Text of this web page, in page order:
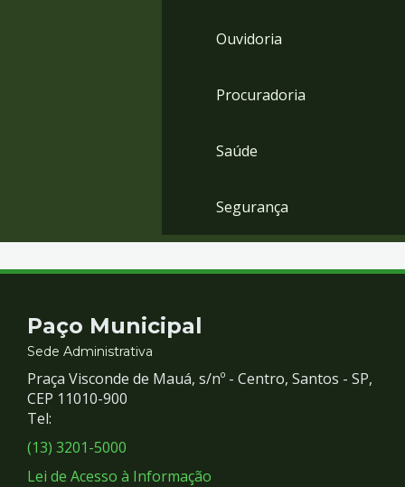
Ouvidoria
Procuradoria
Saúde
Segurança
Contato
e
Redes
Sociais
Paço Municipal
Sede Administrativa
Praça Visconde de Mauá, s/nº - Centro, Santos - SP,
CEP 11010-900
Tel:
(13) 3201-5000
Lei de Acesso à Informação